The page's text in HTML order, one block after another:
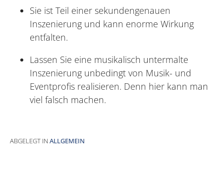
Sie ist Teil einer sekundengenauen
Inszenierung und kann enorme Wirkung
entfalten.
Lassen Sie eine musikalisch untermalte
Inszenierung unbedingt von Musik- und
Eventprofis realisieren. Denn hier kann man
viel falsch machen.
ABGELEGT IN ALLGEMEIN